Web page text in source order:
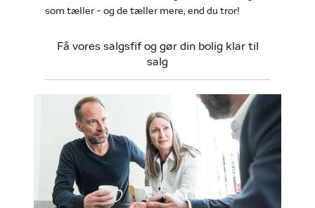
som tæller - og de tæller mere, end du tror!
Få vores salgsfif og gør din bolig klar til
salg